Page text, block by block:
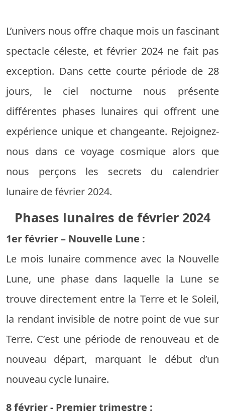
L’univers nous offre chaque mois un fascinant
spectacle céleste, et février 2024 ne fait pas
exception. Dans cette courte période de 28
jours, le ciel nocturne nous présente
différentes phases lunaires qui offrent une
expérience unique et changeante. Rejoignez-
nous dans ce voyage cosmique alors que
nous perçons les secrets du calendrier
lunaire de février 2024.
Phases lunaires de février 2024
1er février – Nouvelle Lune :
Le mois lunaire commence avec la Nouvelle
Lune, une phase dans laquelle la Lune se
trouve directement entre la Terre et le Soleil,
la rendant invisible de notre point de vue sur
Terre. C’est une période de renouveau et de
nouveau départ, marquant le début d’un
nouveau cycle lunaire.
8 février - Premier trimestre :